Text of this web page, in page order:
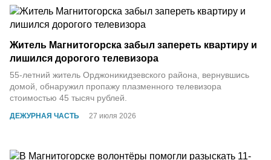
ДЕЖУРНАЯ ЧАСТЬ 27 июля 2026
Житель Магнитогорска забыл запереть квартиру и
лишился дорогого телевизора
55-летний житель Орджоникидзевского района, вернувшись
домой, обнаружил пропажу плазменного телевизора
стоимостью 45 тысяч рублей.